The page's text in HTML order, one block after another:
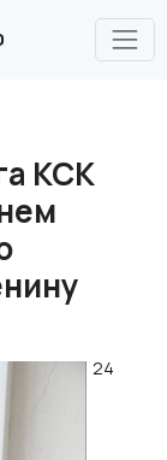
КСК
24